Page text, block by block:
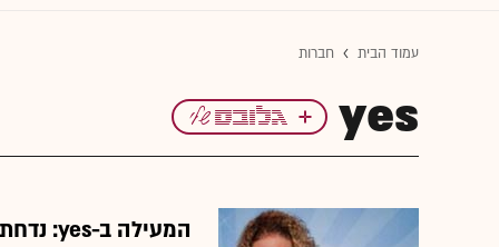
עמוד הבית חברות
yes
המעילה ב-yes: נדחתה בקשת בעלה של פזית ולד לעכב מכירת רכוש